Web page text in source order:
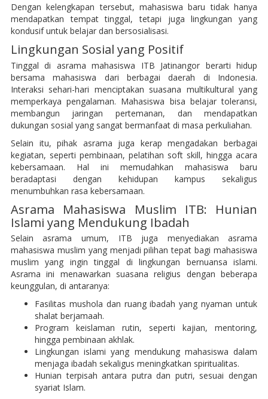
Dengan kelengkapan tersebut, mahasiswa baru tidak hanya
mendapatkan tempat tinggal, tetapi juga lingkungan yang
kondusif untuk belajar dan bersosialisasi.
Lingkungan Sosial yang Positif
Tinggal di asrama mahasiswa ITB Jatinangor berarti hidup
bersama mahasiswa dari berbagai daerah di Indonesia.
Interaksi sehari-hari menciptakan suasana multikultural yang
memperkaya pengalaman. Mahasiswa bisa belajar toleransi,
membangun jaringan pertemanan, dan mendapatkan
dukungan sosial yang sangat bermanfaat di masa perkuliahan.
Selain itu, pihak asrama juga kerap mengadakan berbagai
kegiatan, seperti pembinaan, pelatihan soft skill, hingga acara
kebersamaan. Hal ini memudahkan mahasiswa baru
beradaptasi dengan kehidupan kampus sekaligus
menumbuhkan rasa kebersamaan.
Asrama Mahasiswa Muslim ITB: Hunian
Islami yang Mendukung Ibadah
Selain asrama umum, ITB juga menyediakan asrama
mahasiswa muslim yang menjadi pilihan tepat bagi mahasiswa
muslim yang ingin tinggal di lingkungan bernuansa islami.
Asrama ini menawarkan suasana religius dengan beberapa
keunggulan, di antaranya:
Fasilitas mushola dan ruang ibadah yang nyaman untuk
shalat berjamaah.
Program keislaman rutin, seperti kajian, mentoring,
hingga pembinaan akhlak.
Lingkungan islami yang mendukung mahasiswa dalam
menjaga ibadah sekaligus meningkatkan spiritualitas.
Hunian terpisah antara putra dan putri, sesuai dengan
syariat Islam.